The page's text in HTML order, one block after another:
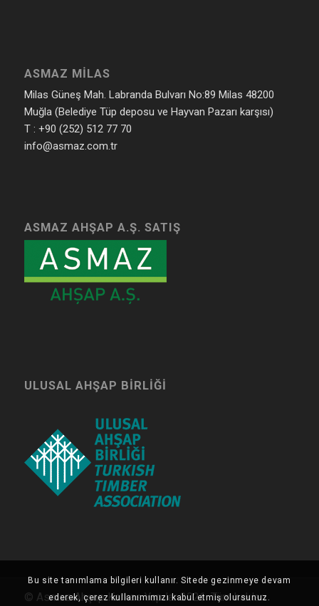
ASMAZ MILAS
Milas Güneş Mah. Labranda Bulvarı No:89 Milas 48200
Muğla (Belediye Tüp deposu ve Hayvan Pazarı karşısı)
T : +90 (252) 512 77 70
info@asmaz.com.tr
ASMAZ AHŞAP A.Ş. SATIŞ
ULUSAL AHŞAP BIRLIĞI
© Asmaz Ahşap Karkas Yapılar 2026. Tüm hakları
Bu site tanımlama bilgileri kullanır. Sitede gezinmeye devam
ederek, çerez kullanımımızı kabul etmiş olursunuz.